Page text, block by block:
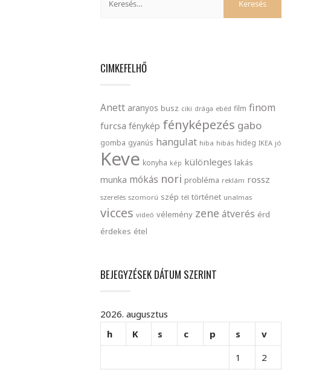
CIMKEFELHŐ
Anett aranyos busz ciki drága ebéd film finom
furcsa fénykép fényképezés gabo
gomba gyanús hangulat hiba hibás hideg IKEA jó
Keve konyha kép különleges lakás
munka mókás nori probléma reklám rossz
szerelés szomorú szép tél történet unalmas
vicces videó vélemény zene átverés érd
érdekes étel
BEJEGYZÉSEK DÁTUM SZERINT
2026. augusztus
h
K s c p s
v
1
2